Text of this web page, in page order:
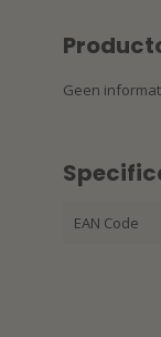
Geen
EAN Code